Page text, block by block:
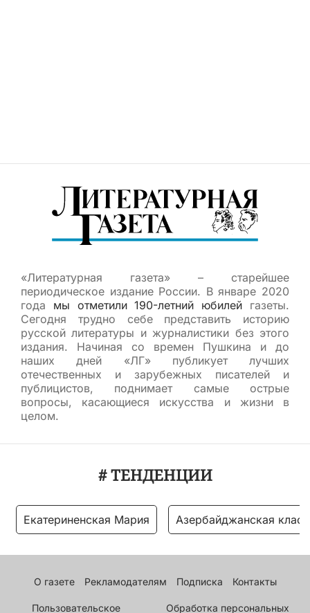
«Литературная газета» – старейшее
периодическое издание России. В январе 2020
года мы отметили 190-летний юбилей газеты.
Сегодня трудно себе представить историю
русской литературы и журналистики без этого
издания. Начиная со времен Пушкина и до
наших дней «ЛГ» публикует лучших
отечественных и зарубежных писателей и
публицистов, поднимает самые острые
вопросы, касающиеся искусства и жизни в
целом.
# ТЕНДЕНЦИИ
Екатериненская Мария Азербайджанская
О газете Рекламодателям Подписка Контакты
Пользовательское Обработка персональных